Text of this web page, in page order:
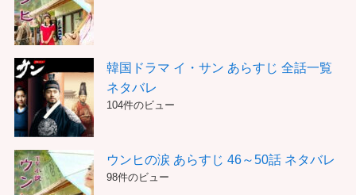
韓国ドラマ イ・サン あらすじ 全話一覧
ネタバレ
104件のビュー
ウンヒの涙 あらすじ 46～50話 ネタバレ
98件のビュー